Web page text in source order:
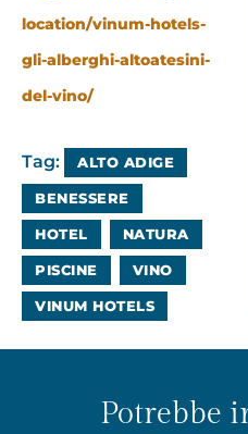
location/vinum-hotels-
gli-alberghi-altoatesini-
del-vino/
Tag: ALTO ADIGE
BENESSERE
HOTEL NATURA
PISCINE VINO
VINUM HOTELS
Potrebbe